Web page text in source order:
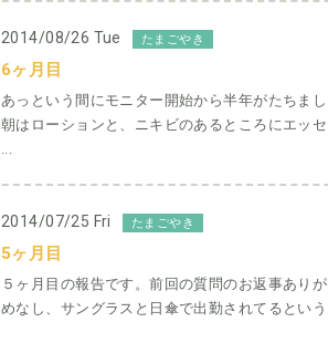
2014/08/26 Tue たまごやき
6ヶ月目
あっという間にモニター開始から半年がたちま
朝はローションと、ニキビのあるところにエッ
...
2014/07/25 Fri たまごやき
5ヶ月目
５ヶ月目の報告です。前回の質問のお返事あり
めなし、サングラスと日傘で出勤されてるとい